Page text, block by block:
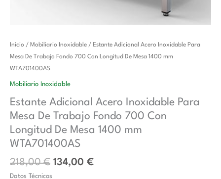
Inicio / Mobiliario Inoxidable / Estante Adicional Acero Inoxidable Para
Mesa De Trabajo Fondo 700 Con Longitud De Mesa 1400 mm
WTA701400AS
Mobiliario Inoxidable
Estante Adicional Acero Inoxidable Para
Mesa De Trabajo Fondo 700 Con
Longitud De Mesa 1400 mm
WTA701400AS
218,00€
El
precio
era:
134,00 €
El
precio
Datos Técnicos
Estante
Adicional
Acero
Inoxidable
Mesa
De
Trabajo
Fondo
Con
Longitud